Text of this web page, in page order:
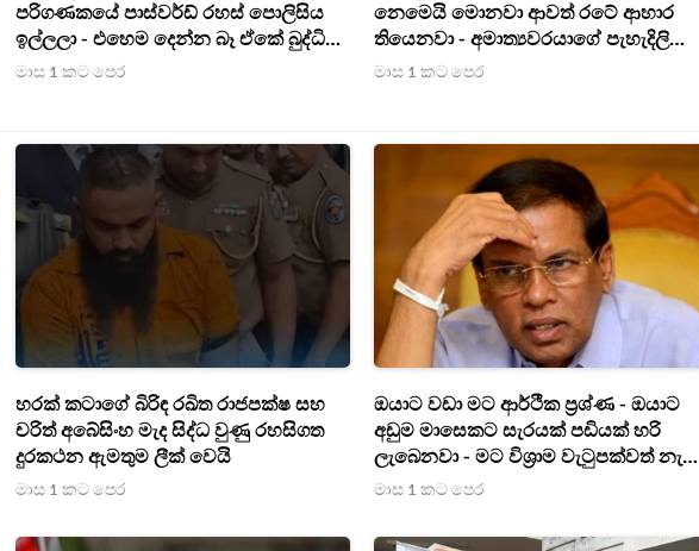
පරිගණකයේ පාස්වර්ඩ් රහස් පොලිසිය
ඉල්ලලා - එහෙම දෙන්න බෑ ඒකේ බුද්ධි
තොරතුරු තියෙනවා - සලේ වෙනුවෙන්
මාස 1 කට පෙර
නෙමෙයි මොනවා ආවත් රටේ ආහාර
තියෙනවා - අමාත්‍යවරයාගේ පැහැදිලි
කිරීම
මාස 1 කට පෙර
හරක් කටාගේ බිරිඳ රඛිත රාජපක්ෂ සහ
චරිත් අබේසිංහ මැද සිද්ධ වුණු රහසිගත
දුරකථන ඇමතුම ලීක් වෙයි
මාස 1 කට පෙර
ඔයාට වඩා මට ආර්ථික ප්‍රශ්ණ - ඔයාට
අඩුම මාසෙකට සැරයක් පඩියක් හරි
ලැබෙනවා - මට විශ්‍රාම වැටුපක්වත් නැහැ
- හිටපු ජනපති මෛත්‍රී දුක කියයි
මාස 1 කට පෙර